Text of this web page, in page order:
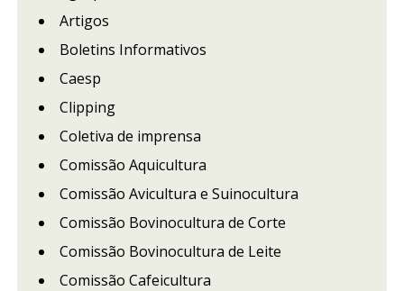
Artigos
Boletins Informativos
Caesp
Clipping
Coletiva de imprensa
Comissão Aquicultura
Comissão Avicultura e Suinocultura
Comissão Bovinocultura de Corte
Comissão Bovinocultura de Leite
Comissão Cafeicultura